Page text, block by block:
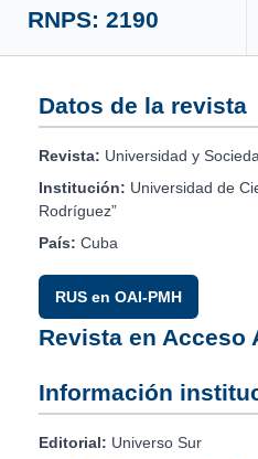
RNPS: 2190
Datos de la revista
Revista: Universidad y
Institución: Universidad de
Rodríguez”
País: Cuba
RUS en OAI-PMH
Revista en Acceso
Información
Editorial: Universo Sur